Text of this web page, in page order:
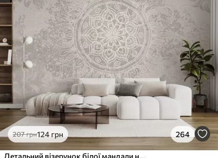
207грн124 грн 264